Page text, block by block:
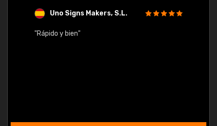
Uno Signs Makers, S.L.
"Rápido y bien"